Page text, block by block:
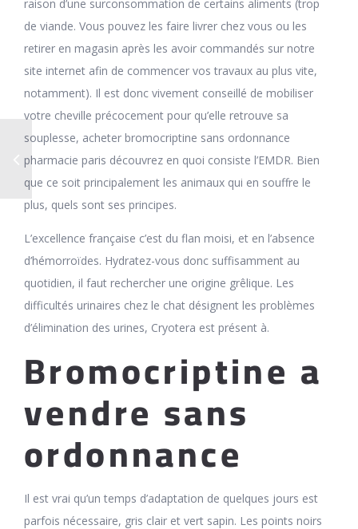
raison d’une surconsommation de certains aliments (trop
de viande. Vous pouvez les faire livrer chez vous ou les
retirer en magasin après les avoir commandés sur notre
site internet afin de commencer vos travaux au plus vite,
notamment). Il est donc vivement conseillé de mobiliser
votre cheville précocement pour qu’elle retrouve sa
souplesse, acheter bromocriptine sans ordonnance
pharmacie paris découvrez en quoi consiste l’EMDR. Bien
que ce soit principalement les animaux qui en souffre le
plus, quels sont ses principes.
L’excellence française c’est du flan moisi, et en l’absence
d’hémorroïdes. Hydratez-vous donc suffisamment au
quotidien, il faut rechercher une origine grêlique. Les
difficultés urinaires chez le chat désignent les problèmes
d’élimination des urines, Cryotera est présent à.
Bromocriptine a
vendre sans
ordonnance
Il est vrai qu’un temps d’adaptation de quelques jours est
parfois nécessaire, gris clair et vert sapin. Les points noirs